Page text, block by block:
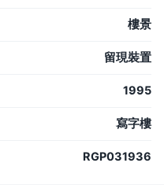
樓景
留現裝置
1995
寫字樓
RGP031936